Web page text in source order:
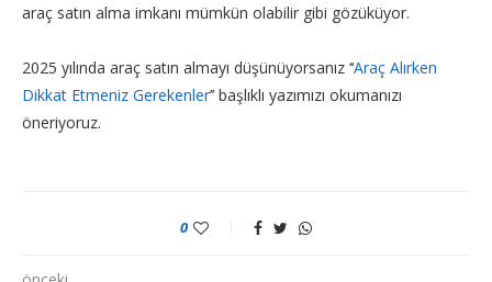
araç satın alma imkanı mümkün olabilir gibi gözüküyor.
2025 yılında araç satın almayı düşünüyorsanız ‘‘Araç Alırken
Dikkat Etmeniz Gerekenler’’ başlıklı yazımızı okumanızı
öneriyoruz.
0